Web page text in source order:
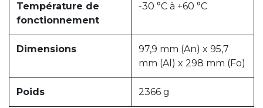
Température de
fonctionnement
-30 °C à +60 °C
Dimensions
97,9 mm (An) x 95,7
mm (Al) x 298 mm (Fo)
Poids 2366 g